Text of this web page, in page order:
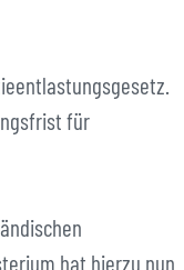
für
hat hierzu nun